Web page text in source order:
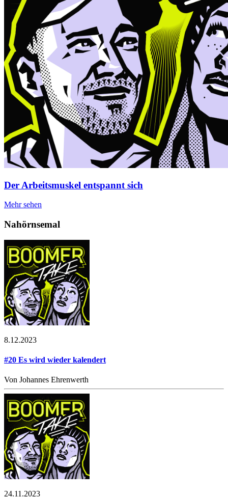
Der Arbeitsmuskel entspannt sich
Mehr sehen
Nahörnsemal
8.12.2023
#20 Es wird wieder kalendert
Von Johannes Ehrenwerth
24.11.2023